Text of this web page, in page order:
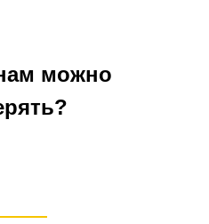
можно